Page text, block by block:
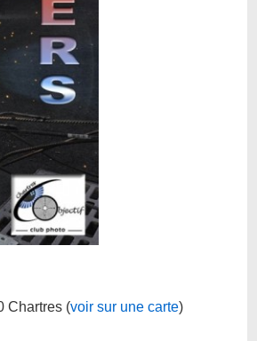
Chartres (voir sur une carte)